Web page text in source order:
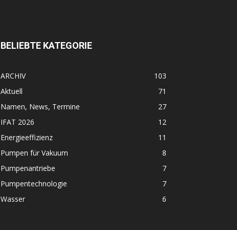
BELIEBTE KATEGORIE
ARCHIV
103
Aktuell
71
Namen, News, Termine
27
IFAT 2026
12
Energieeffizienz
11
Pumpen für Vakuum
8
Pumpenantriebe
7
Pumpentechnologie
7
Wasser
6